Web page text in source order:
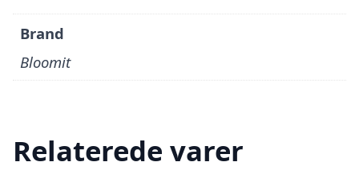
Brand
Bloomit
Relaterede varer